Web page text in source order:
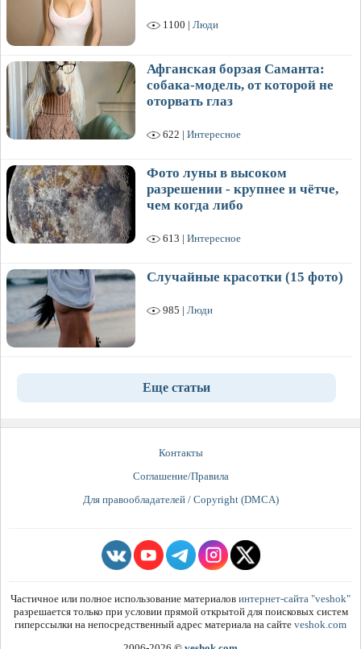
1100 | Люди
Афганская борзая Саманта:
собака-модель, от которой не
оторвать глаз
622 | Интересное
Фото луны в высоком
разрешении - крупнее и чётче,
чем когда либо
613 | Интересное
Случайные красотки (15 фото)
985 | Люди
Еще статьи
Контакты
Соглашение/Правила
Для правообладателей / Copyright (DMCA)
Частичное или полное использование материалов интернет-сайта "veshok"
разрешается только при условии прямой открытой для поисковых систем
гиперссылки на непосредственный адрес материала на сайте veshok.com